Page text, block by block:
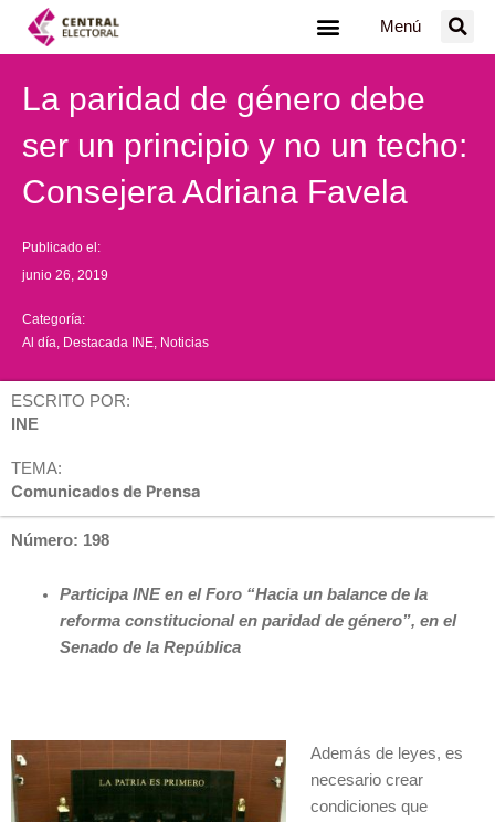
Menú
La paridad de género debe
ser un principio y no un techo:
Consejera Adriana Favela
Publicado el:
junio 26, 2019
Categoría:
Al día Destacada INE Noticias
ESCRITO POR:
INE
TEMA:
Comunicados de Prensa
Número: 198
Participa INE en el Foro “Hacia un balance de la
reforma constitucional en paridad de género”, en el
Senado de la República
Además de leyes, es
necesario crear
condiciones que